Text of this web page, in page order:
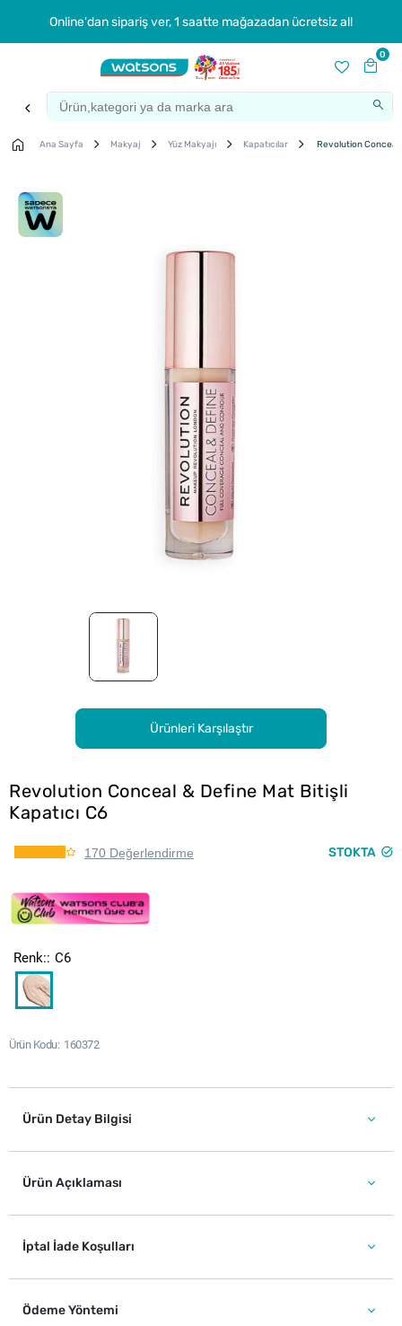
Online'dan sipariş ver, 1 saatte mağazadan ücretsiz al!
0
Ana Sayfa Makyaj Yüz Makyajı Kapatıcılar Revolution Conceal
Ürünleri Karşılaştır
Revolution Conceal & Define Mat Bitişli
Kapatıcı C6
170 Değerlendirme STOKTA
Ürün Kodu 160372
Renk: C6
Ürün Detay Bilgisi
Ürün Açıklaması
İptal İade Koşulları
Ödeme Yöntemi